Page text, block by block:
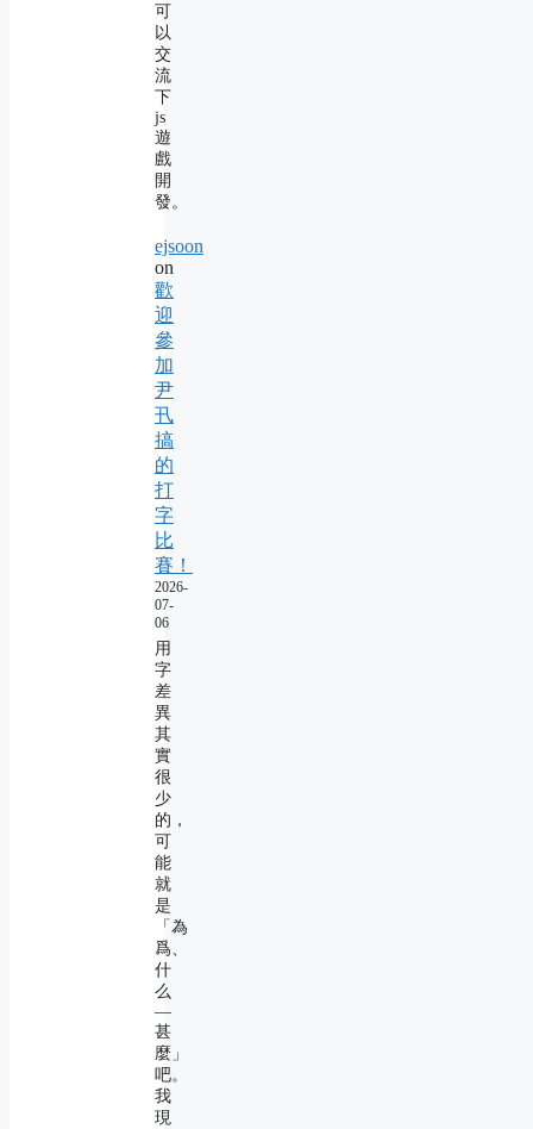
可
以
交
流
下
js
遊
戲
開
發。
ejsoon
on
歡
迎
參
加
尹
卂
搞
的
打
字
比
賽！
2026-
07-
06
用
字
差
異
其
實
很
少
的，
可
能
就
是
「為
爲、
什
么
―
甚
麼」
吧。
我
現